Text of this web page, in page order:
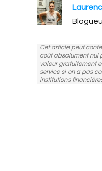
Cet article peut
coût absolument nul
valeur gratuitement
service si on a pas
institutions